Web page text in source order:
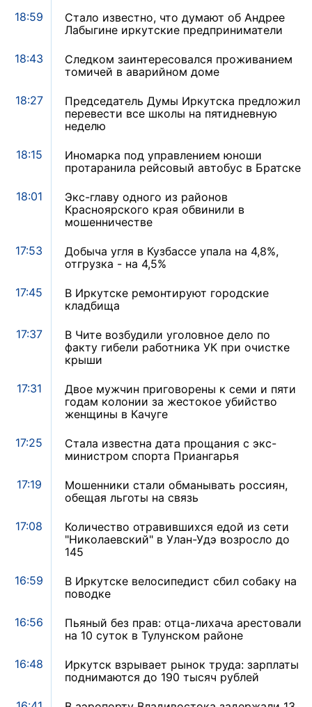
18:59
Стало известно, что думают об Андрее
Лабыгине иркутские предприниматели
18:43
Следком заинтересовался проживанием
томичей в аварийном доме
18:27
Председатель Думы Иркутска предложил
перевести все школы на пятидневную
неделю
18:15
Иномарка под управлением юноши
протаранила рейсовый автобус в Братске
18:01
Экс-главу одного из районов
Красноярского края обвинили в
мошенничестве
17:53
Добыча угля в Кузбассе упала на 4,8%,
отгрузка - на 4,5%
17:45
В Иркутске ремонтируют городские
кладбища
17:37
В Чите возбудили уголовное дело по
факту гибели работника УК при очистке
крыши
17:31
Двое мужчин приговорены к семи и пяти
годам колонии за жестокое убийство
женщины в Качуге
17:25
Стала известна дата прощания с экс-
министром спорта Приангарья
17:19
Мошенники стали обманывать россиян,
обещая льготы на связь
17:08
Количество отравившихся едой из сети
"Николаевский" в Улан-Удэ возросло до
145
16:59
В Иркутске велосипедист сбил собаку на
поводке
16:56
Пьяный без прав: отца-лихача арестовали
на 10 суток в Тулунском районе
16:48
Иркутск взрывает рынок труда: зарплаты
поднимаются до 190 тысяч рублей